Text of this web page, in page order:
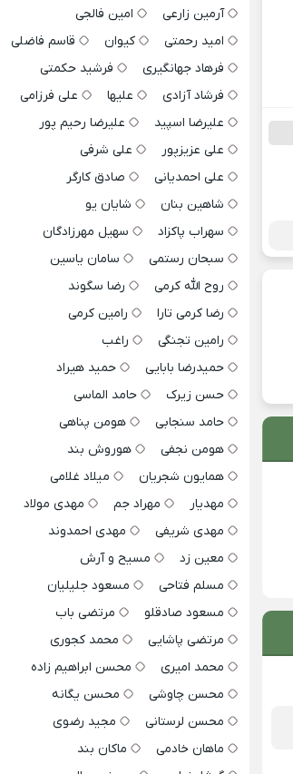
آرمین زارعی
امین فالجی
امید رحمتی
کیوان
قاسم فاضلی
فرهاد جهانگیری
فرشید حکمتی
فرشاد آزادی
علیها
علی فرزامی
علیرضا اسپید
علیرضا رحیم پور
علی عزیزپور
علی شرفی
علی احمدیانی
صادق کارگر
شاهین بنان
شایان یو
سهراب پاکزاد
سهیل مهرزادگان
سبحان رستمی
سامان یاسین
روح الله کرمی
رضا سگوند
رضا کرمی تارا
رامین کرمی
رامین تجنگی
راغب
حمیدرضا بابایی
حمید هیراد
حسن زیرک
حامد الماسی
حامد سنجابی
هومن پناهی
هومن نجفی
هوروش بند
همایون شجریان
میلاد غلامی
مهدیار
مهراد جم
مهدی مولاد
مهدی شریفی
مهدی احمدوند
معین زد
مسیح و آرش
مسلم فتاحی
مسعود جلیلیان
مسعود صادقلو
مرتضی باب
مرتضی پاشایی
محمد کجوری
محمد امیری
محسن ابراهیم زاده
محسن چاوشی
محسن یگانه
محسن لرستانی
مجید رضوی
ماهان خادمی
ماکان بند